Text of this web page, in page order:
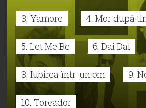
3. Yamore 4. Mor după
5. Let Me Be 6. Dai Dai
8. Iubirea într-un om 9.
10. Toreador